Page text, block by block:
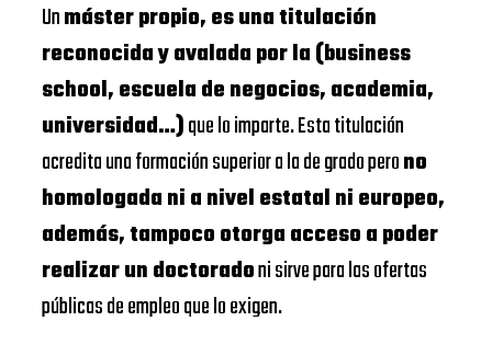
Unmáster propio, es una titulación
reconocida y avalada por la (business
school, escuela de negocios, academia,
universidad…)que lo imparte. Esta titulación
acredita una formación superior a la de grado perono
homologada ni a nivel estatal ni europeo,
además, tampoco otorga acceso a poder
realizar un doctoradoni sirve para las ofertas
públicas de empleo que lo exigen.